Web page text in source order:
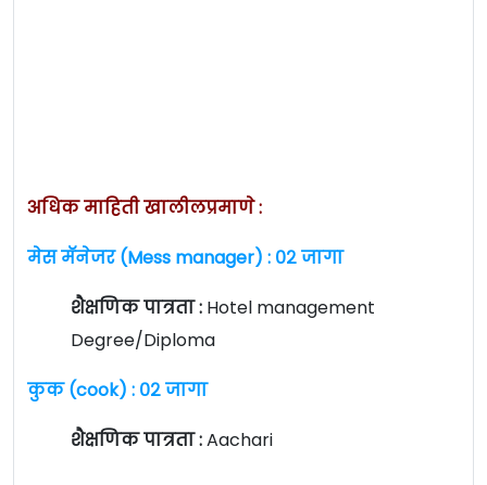
अधिक माहिती खालीलप्रमाणे :
मेस मॅनेजर (Mess manager) : ०२ जागा
शैक्षणिक पात्रता : Hotel management
Degree/Diploma
कुक (cook) : ०२ जागा
शैक्षणिक पात्रता :Aachari